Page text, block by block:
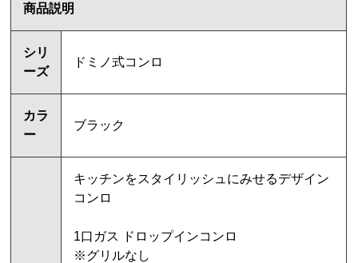
商品説明
シリ
ーズ
ドミノ式コンロ
カラ
ー
ブラック
キッチンをスタイリッシュにみせるデザイン
コンロ
1口ガス ドロップインコンロ
※グリルなし